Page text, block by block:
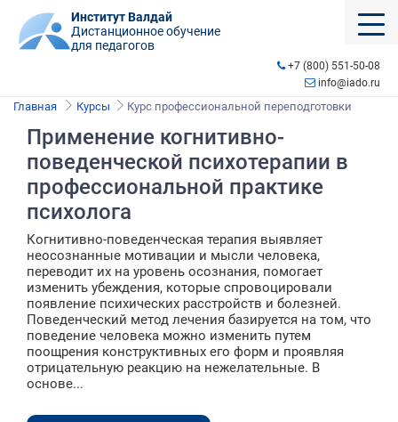
Институт Валдай
Дистанционное обучение
для педагогов
+7 (800) 551-50-08
info@iado.ru
Главная Курсы Курс профессиональной переподготовки
Применение когнитивно-
поведенческой психотерапии в
профессиональной практике
психолога
Когнитивно-поведенческая терапия выявляет
неосознанные мотивации и мысли человека,
переводит их на уровень осознания, помогает
изменить убеждения, которые спровоцировали
появление психических расстройств и болезней.
Поведенческий метод лечения базируется на том, что
поведение человека можно изменить путем
поощрения конструктивных его форм и проявляя
отрицательную реакцию на нежелательные. В
основе...